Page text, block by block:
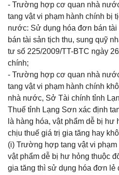
- Trường hợp cơ quan nhà
tang vật vi phạm hành chính bị
nước: Sử dụng hóa đơn bán
bán tài sản tịch thu, sung quỹ
tư số 225/2009/TT-BTC ngày
chính;
- Trường hợp cơ quan nhà
tang vật vi phạm hành chính
nhà nước, Sở Tài chính tỉnh
Thuế tỉnh Lạng Sơn xác định
là hàng hóa, vật phẩm dễ bị
chịu thuế giá trị gia tăng hay
(i) Trường hợp tang vật vi
vật phẩm dễ bị hư hỏng thuộc
gia tăng thì sử dụng hóa đơn lẻ